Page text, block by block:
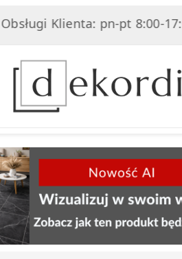
Klienta: pn-pt 8:00-